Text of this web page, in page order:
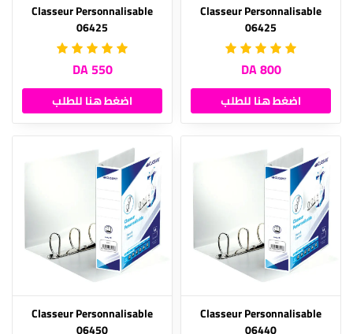
Classeur Personnalisable
06425
800 DA
اضغط هنا للطلب
Classeur Personnalisable
06425
550 DA
اضغط هنا للطلب
Classeur Personnalisable
Classeur Personnalisable